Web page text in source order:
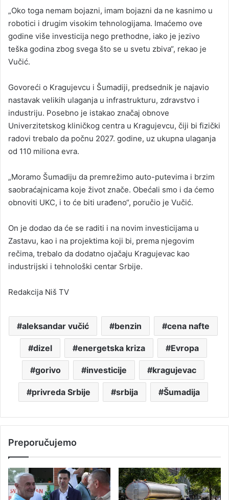
„Oko toga nemam bojazni, imam bojazni da ne kasnimo u
robotici i drugim visokim tehnologijama. Imaćemo ove
godine više investicija nego prethodne, iako je jezivo
teška godina zbog svega što se u svetu zbiva“, rekao je
Vučić.
Govoreći o Kragujevcu i Šumadiji, predsednik je najavio
nastavak velikih ulaganja u infrastrukturu, zdravstvo i
industriju. Posebno je istakao značaj obnove
Univerzitetskog kliničkog centra u Kragujevcu, čiji bi fizički
radovi trebalo da počnu 2027. godine, uz ukupna ulaganja
od 110 miliona evra.
„Moramo Šumadiju da premrežimo auto-putevima i brzim
saobraćajnicama koje život znače. Obećali smo i da ćemo
obnoviti UKC, i to će biti urađeno“, poručio je Vučić.
On je dodao da će se raditi i na novim investicijama u
Zastavu, kao i na projektima koji bi, prema njegovim
rečima, trebalo da dodatno ojačaju Kragujevac kao
industrijski i tehnološki centar Srbije.
Redakcija Niš TV
aleksandar vučić benzin cena nafte
dizel energetska kriza Evropa
gorivo investicije kragujevac
privreda Srbije srbija Šumadija
Preporučujemo